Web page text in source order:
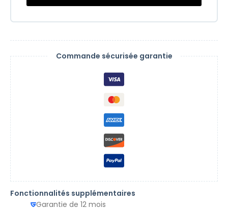
Commande sécurisée garantie
Fonctionnalités supplémentaires
Garantie de 12 mois